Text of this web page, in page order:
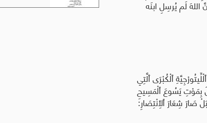
الوَحيد لِكَي لا يَهلِكَ كُلُّ مَن يُؤمِنُ بِه بل تكونَ له الحياةُ الأَبدِيَّة 17 فإِنَّ اللهَ لَم يُرسِلِ ابنَه
ٱلْكُبْرَى ٱلَّتِي
بِمَوْتِ يَسُوعَ ٱلْمَسِيحِ
صَارَ شِعَارَ ٱلِٱنْتِصَارِ: